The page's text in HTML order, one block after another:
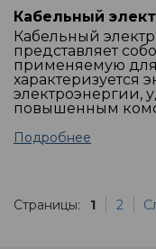
Кабельный
Кабельный
представляет
применяемую
характеризуется
электроэнергии,
повышенным
Подробнее
Страницы: 1 2